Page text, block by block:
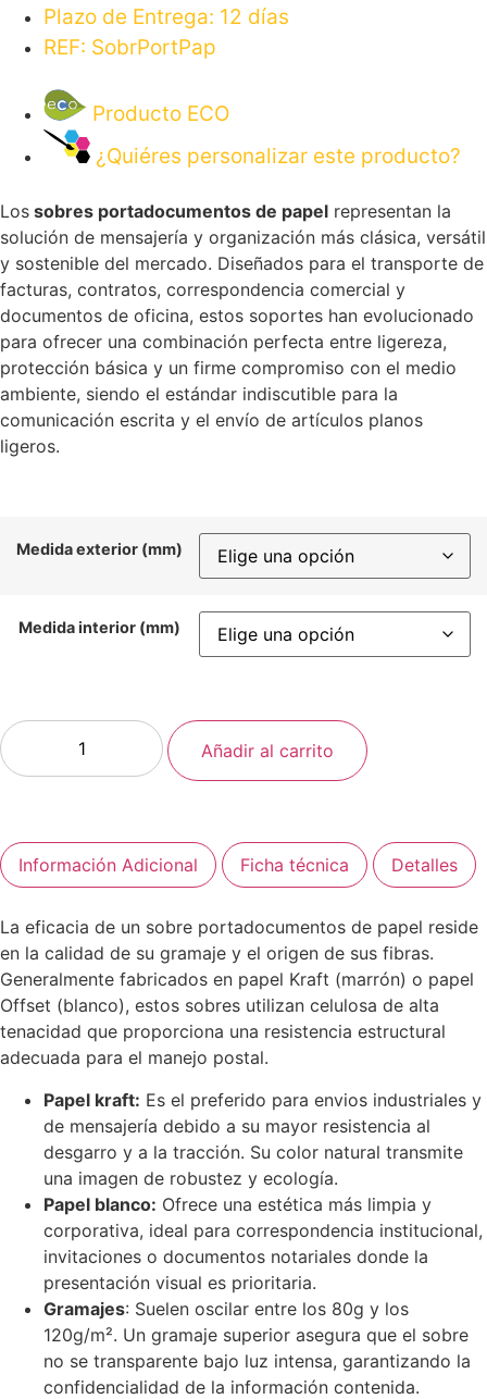
Plazo de Entrega: 12 días
REF: SobrPortPap
Producto ECO
¿Quiéres personalizar este producto?
Los sobres portadocumentos de papel representan la
solución de mensajería y organización más clásica, versátil
y sostenible del mercado. Diseñados para el transporte de
facturas, contratos, correspondencia comercial y
documentos de oficina, estos soportes han evolucionado
para ofrecer una combinación perfecta entre ligereza,
protección básica y un firme compromiso con el medio
ambiente, siendo el estándar indiscutible para la
comunicación escrita y el envío de artículos planos
ligeros.
Medida exterior (mm)
Medida interior (mm)
Añadir al carrito
Información Adicional Ficha técnica Detalles
La eficacia de un sobre portadocumentos de papel reside
en la calidad de su gramaje y el origen de sus fibras.
Generalmente fabricados en papel Kraft (marrón) o papel
Offset (blanco), estos sobres utilizan celulosa de alta
tenacidad que proporciona una resistencia estructural
adecuada para el manejo postal.
Papel kraft: Es el preferido para envios industriales y
de mensajería debido a su mayor resistencia al
desgarro y a la tracción. Su color natural transmite
una imagen de robustez y ecología.
Papel blanco: Ofrece una estética más limpia y
corporativa, ideal para correspondencia institucional,
invitaciones o documentos notariales donde la
presentación visual es prioritaria.
Gramajes: Suelen oscilar entre los 80g y los
120g/m². Un gramaje superior asegura que el sobre
no se transparente bajo luz intensa, garantizando la
confidencialidad de la información contenida.